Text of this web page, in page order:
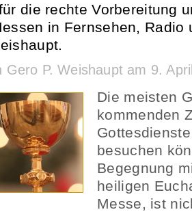
die rechte Vorbereitung
in Fernsehen, Radio
Gero P. Weishaupt am 9.
Die meisten
kommenden
besuchen
Begegnung
heiligen
Messe, ist